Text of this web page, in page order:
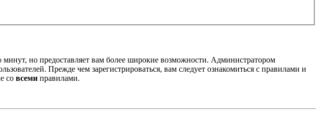
но предоставляет вам более широкие возможности. Администратором
Прежде чем зарегистрироваться, вам следует ознакомиться с правилами и
со всеми правилами.